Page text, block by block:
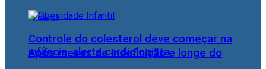
Após meses de indefinição e longe do
Controle do colesterol deve começar na
infância, alerta cardiologista